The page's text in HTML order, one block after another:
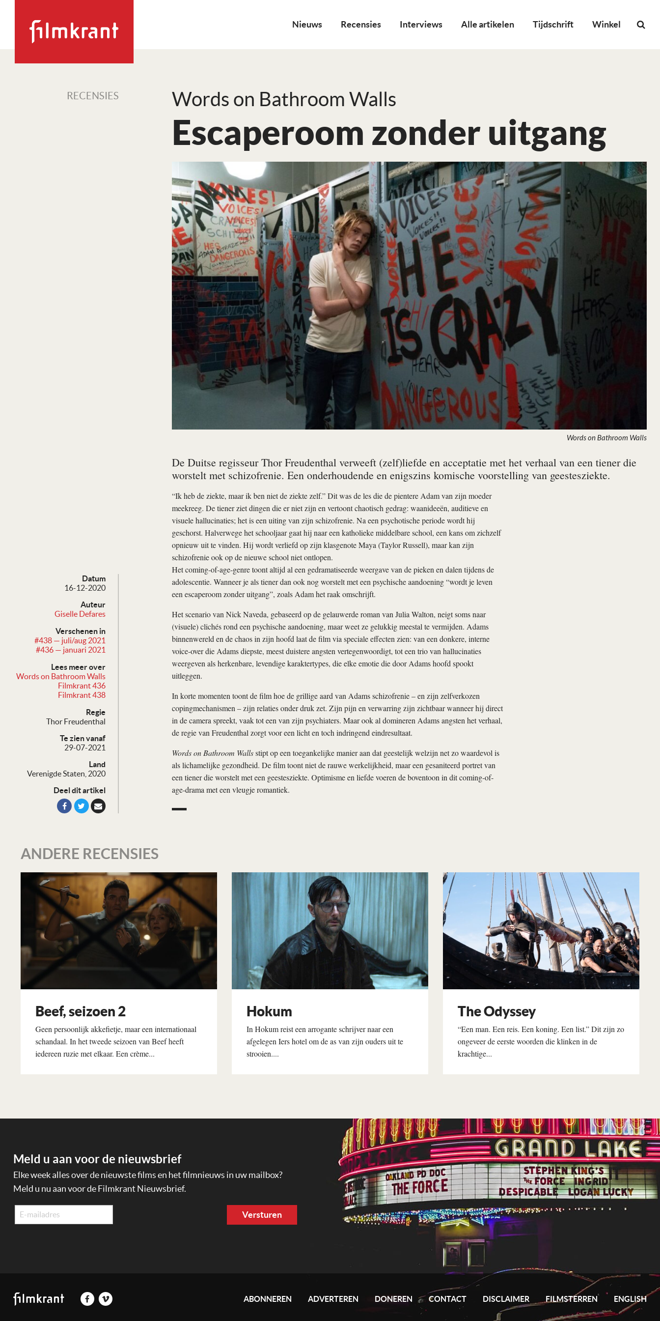
Nieuws Recensies Interviews Alle artikelen Tijdschrift Winkel
RECENSIES Words on Bathroom Walls
Escaperoom zonder uitgang
Datum
16-12-2020
Auteur
Giselle Defares
Verschenen in
#438 — juli/aug 2021
#436 — januari 2021
Lees meer over
Words on Bathroom Walls
Filmkrant 436
Filmkrant 438
Regie
Thor Freudenthal
Te zien vanaf
29-07-2021
Land
Verenigde Staten, 2020
Deel dit artikel
Words on Bathroom Walls
De Duitse regisseur Thor Freudenthal verweeft (zelf)liefde en acceptatie met het verhaal van een tiener die
worstelt met schizofrenie. Een onderhoudende en enigszins komische voorstelling van geestesziekte.
“Ik heb de ziekte, maar ik ben niet de ziekte zelf.” Dit was de les die de pientere Adam van zijn moeder
meekreeg. De tiener ziet dingen die er niet zijn en vertoont chaotisch gedrag: waanideeën, auditieve en
visuele hallucinaties; het is een uiting van zijn schizofrenie. Na een psychotische periode wordt hij
geschorst. Halverwege het schooljaar gaat hij naar een katholieke middelbare school, een kans om zichzelf
opnieuw uit te vinden. Hij wordt verliefd op zijn klasgenote Maya (Taylor Russell), maar kan zijn
schizofrenie ook op de nieuwe school niet ontlopen.
Het coming-of-age-genre toont altijd al een gedramatiseerde weergave van de pieken en dalen tijdens de
adolescentie. Wanneer je als tiener dan ook nog worstelt met een psychische aandoening “wordt je leven
een escaperoom zonder uitgang”, zoals Adam het raak omschrijft.
Het scenario van Nick Naveda, gebaseerd op de gelauwerde roman van Julia Walton, neigt soms naar
(visuele) clichés rond een psychische aandoening, maar weet ze gelukkig meestal te vermijden. Adams
binnenwereld en de chaos in zijn hoofd laat de film via speciale effecten zien: van een donkere, interne
voice-over die Adams diepste, meest duistere angsten vertegenwoordigt, tot een trio van hallucinaties
weergeven als herkenbare, levendige karaktertypes, die elke emotie die door Adams hoofd spookt
uitleggen.
In korte momenten toont de film hoe de grillige aard van Adams schizofrenie – en zijn zelfverkozen
copingmechanismen – zijn relaties onder druk zet. Zijn pijn en verwarring zijn zichtbaar wanneer hij direct
in de camera spreekt, vaak tot een van zijn psychiaters. Maar ook al domineren Adams angsten het verhaal,
de regie van Freudenthal zorgt voor een licht en toch indringend eindresultaat.
Words on Bathroom Wallsstipt op een toegankelijke manier aan dat geestelijk welzijn net zo waardevol is
als lichamelijke gezondheid. De film toont niet de rauwe werkelijkheid, maar een gesaniteerd portret van
een tiener die worstelt met een geestesziekte. Optimisme en liefde voeren de boventoon in dit coming-of-
age-drama met een vleugje romantiek.
ANDERE RECENSIES
Beef, seizoen 2
Geen persoonlijk akkefietje, maar een internationaal
schandaal. In het tweede seizoen van Beef heeft
iedereen ruzie met elkaar. Een crème...
Hokum
In Hokum reist een arrogante schrijver naar een
afgelegen Iers hotel om de as van zijn ouders uit te
strooien....
The Odyssey
“Een man. Een reis. Een koning. Een list.” Dit zijn zo
ongeveer de eerste woorden die klinken in de
krachtige...
Meld u aan voor de nieuwsbrief
Elke week alles over de nieuwste films en het filmnieuws in uw mailbox?
Meld u nu aan voor de Filmkrant Nieuwsbrief.
ABONNEREN ADVERTEREN DONEREN CONTACT DISCLAIMER FILMSTERREN ENGLISH